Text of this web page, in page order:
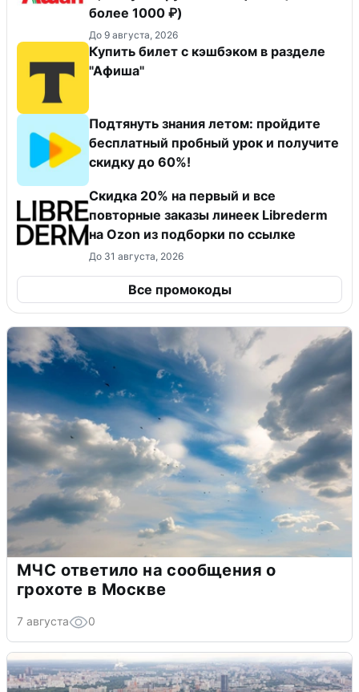
более 1000 ₽)
До 9 августа, 2026
Купить билет с кэшбэком в разделе
"Афиша"
Подтянуть знания летом: пройдите
бесплатный пробный урок и получите
скидку до 60%!
Скидка 20% на первый и все
повторные заказы линеек Librederm
на Ozon из подборки по ссылке
До 31 августа, 2026
Все промокоды
МЧС ответило на сообщения о
грохоте в Москве
7 августа 0